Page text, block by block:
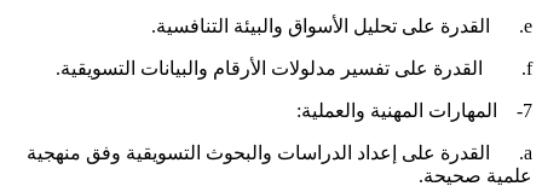
a. القدرة على إعداد الدراسات والبحوث التسويقية وفق منهجية
صحيحة.